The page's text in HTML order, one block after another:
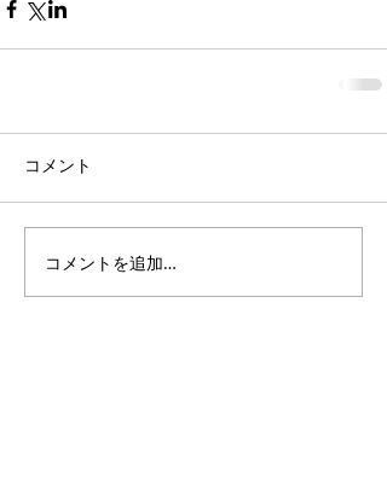
コメント
コメントを追加…